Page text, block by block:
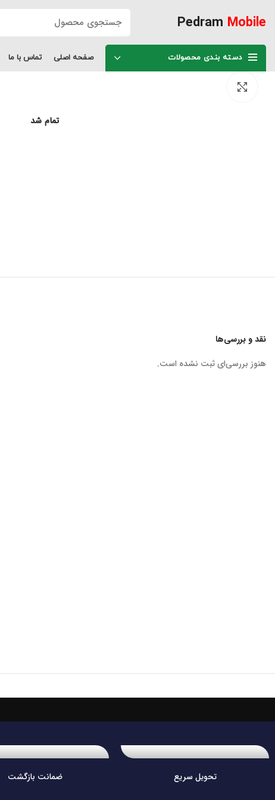
Pedram Mobile
دسته بندی محصولات صفحه اصلی تماس با ما
تمام شد
نقد و بررسی‌ها
هنوز بررسی‌ای ثبت نشده است.
تحویل سریع ضمانت بازگشت